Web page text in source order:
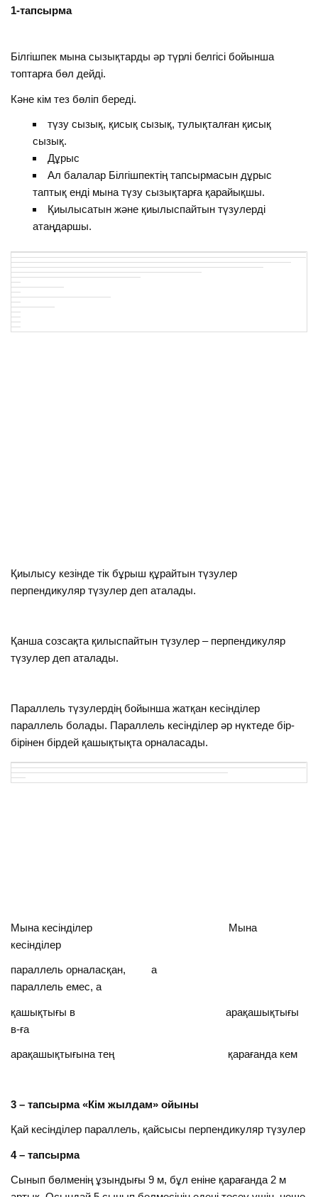
1-тапсырма
Білгішпек мына сызықтарды әр түрлі белгісі бойынша
топтарға бөл дейді.
Кәне кім тез бөліп береді.
түзу сызық, қисық сызық, тулықталған қисық
сызық.
Дұрыс
Ал балалар Білгішпектің тапсырмасын дұрыс
таптық енді мына түзу сызықтарға қарайықшы.
Қиылысатын және қиылыспайтын түзулерді
атаңдаршы.
Қиылысу кезінде тік бұрыш құрайтын түзулер
перпендикуляр түзулер деп аталады.
Қанша созсақта қилыспайтын түзулер – перпендикуляр
түзулер деп аталады.
Параллель түзулердің бойынша жатқан кесінділер
параллель болады. Параллель кесінділер әр нүктеде бір-
бірінен бірдей қашықтықта орналасады.
Мына кесінділер Мына
кесінділер
параллель орналасқан, а
параллель емес, а
қашықтығы в арақашықтығы
в-ға
арақашықтығына тең қарағанда кем
3 – тапсырма «Кім жылдам» ойыны
Қай кесінділер параллель, қайсысы перпендикуляр түзулер
4 – тапсырма
Сынып бөлменің ұзындығы 9 м, бұл еніне қарағанда 2 м